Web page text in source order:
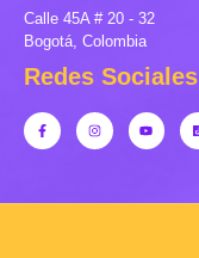
Calle 45A # 20 - 32
Bogotá, Colombia
Redes Sociales